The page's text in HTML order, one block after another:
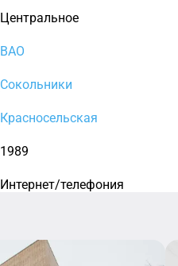
Центральное
ВАО
Сокольники
Красносельская
1989
Интернет/телефония